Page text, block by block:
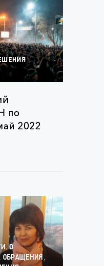
по
2022
,О
ОБРАЩЕНИЯ,